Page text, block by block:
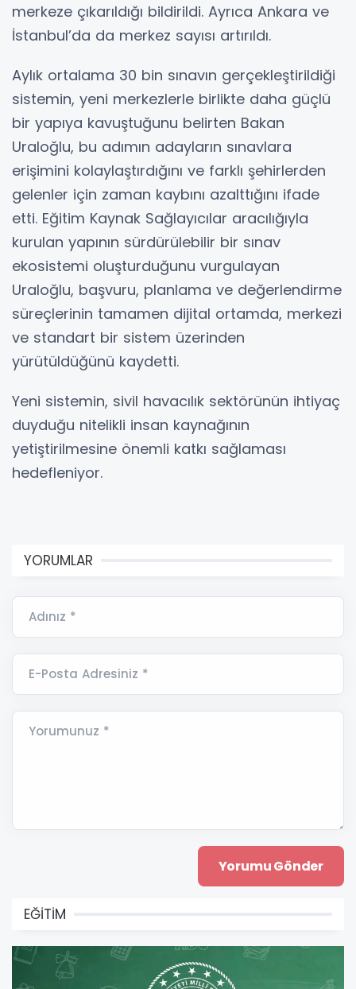
merkeze çıkarıldığı bildirildi. Ayrıca Ankara ve
İstanbul’da da merkez sayısı artırıldı.
Aylık ortalama 30 bin sınavın gerçekleştirildiği
sistemin, yeni merkezlerle birlikte daha güçlü
bir yapıya kavuştuğunu belirten Bakan
Uraloğlu, bu adımın adayların sınavlara
erişimini kolaylaştırdığını ve farklı şehirlerden
gelenler için zaman kaybını azalttığını ifade
etti. Eğitim Kaynak Sağlayıcılar aracılığıyla
kurulan yapının sürdürülebilir bir sınav
ekosistemi oluşturduğunu vurgulayan
Uraloğlu, başvuru, planlama ve değerlendirme
süreçlerinin tamamen dijital ortamda, merkezi
ve standart bir sistem üzerinden
yürütüldüğünü kaydetti.
Yeni sistemin, sivil havacılık sektörünün ihtiyaç
duyduğu nitelikli insan kaynağının
yetiştirilmesine önemli katkı sağlaması
hedefleniyor.
YORUMLAR
Adınız *
E-Posta Adresiniz *
Yorumunuz *
EĞİTİM